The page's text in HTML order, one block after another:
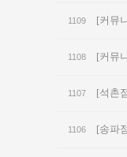
1109 [커뮤
1108 [커뮤
1107 [석촌
1106 [송파